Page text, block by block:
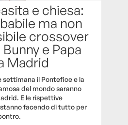
e chiesa:
ma non
crossover
e Papa
Madrid
settimana il Pontefice e la
del mondo saranno
E le rispettive
facendo di tutto per